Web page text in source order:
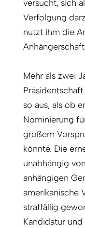
versucht, sich
Verfolgung
nutzt ihm die
Mehr als zwei
so aus, als ob
Nominierung
großem
könnte. Die
unabhängig
anhängigen
amerikanische
straffällig
Kandidatur